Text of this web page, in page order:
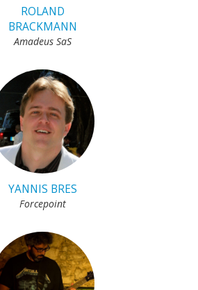
ROLAND
BRACKMANN
Amadeus SaS
YANNIS BRES
Forcepoint